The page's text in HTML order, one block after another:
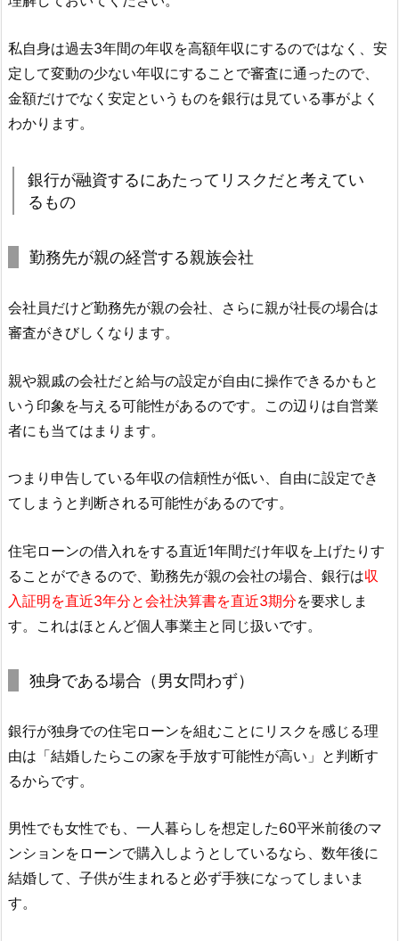
私自身は過去3年間の年収を高額年収にするのではなく、安
定して変動の少ない年収にすることで審査に通ったので、
金額だけでなく安定というものを銀行は見ている事がよく
わかります。
銀行が融資するにあたってリスクだと考えてい
るもの
勤務先が親の経営する親族会社
会社員だけど勤務先が親の会社、さらに親が社長の場合は
審査がきびしくなります。
親や親戚の会社だと給与の設定が自由に操作できるかもと
いう印象を与える可能性があるのです。この辺りは自営業
者にも当てはまります。
つまり申告している年収の信頼性が低い、自由に設定でき
てしまうと判断される可能性があるのです。
住宅ローンの借入れをする直近1年間だけ年収を上げたりす
ることができるので、勤務先が親の会社の場合、銀行は収
入証明を直近3年分と会社決算書を直近3期分を要求しま
す。これはほとんど個人事業主と同じ扱いです。
独身である場合（男女問わず）
銀行が独身での住宅ローンを組むことにリスクを感じる理
由は「結婚したらこの家を手放す可能性が高い」と判断す
るからです。
男性でも女性でも、一人暮らしを想定した60平米前後のマ
ンションをローンで購入しようとしているなら、数年後に
結婚して、子供が生まれると必ず手狭になってしまいま
す。